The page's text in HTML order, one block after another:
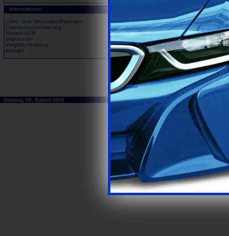
Informationen
Liefer- und Versandbedingungen
Datenschutzerklaerung
Unsere AGB
Impressum
Wegbeschreibung
Kontakt
Sonntag, 09. August 2026